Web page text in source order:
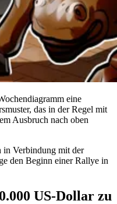
eine
das in der Regel mit
Ausbruch nach oben
in Verbindung mit der
den Beginn einer Rallye in
US-Dollar zu